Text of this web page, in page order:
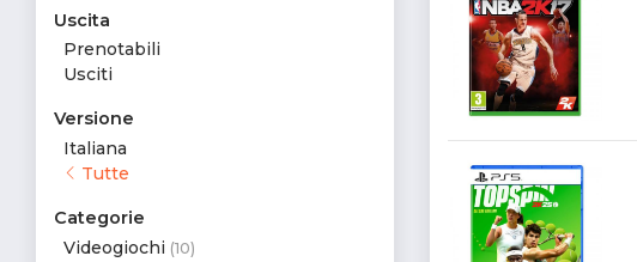
Uscita
Prenotabili
Usciti
Versione
Italiana
Tutte
Categorie
Videogiochi (10)